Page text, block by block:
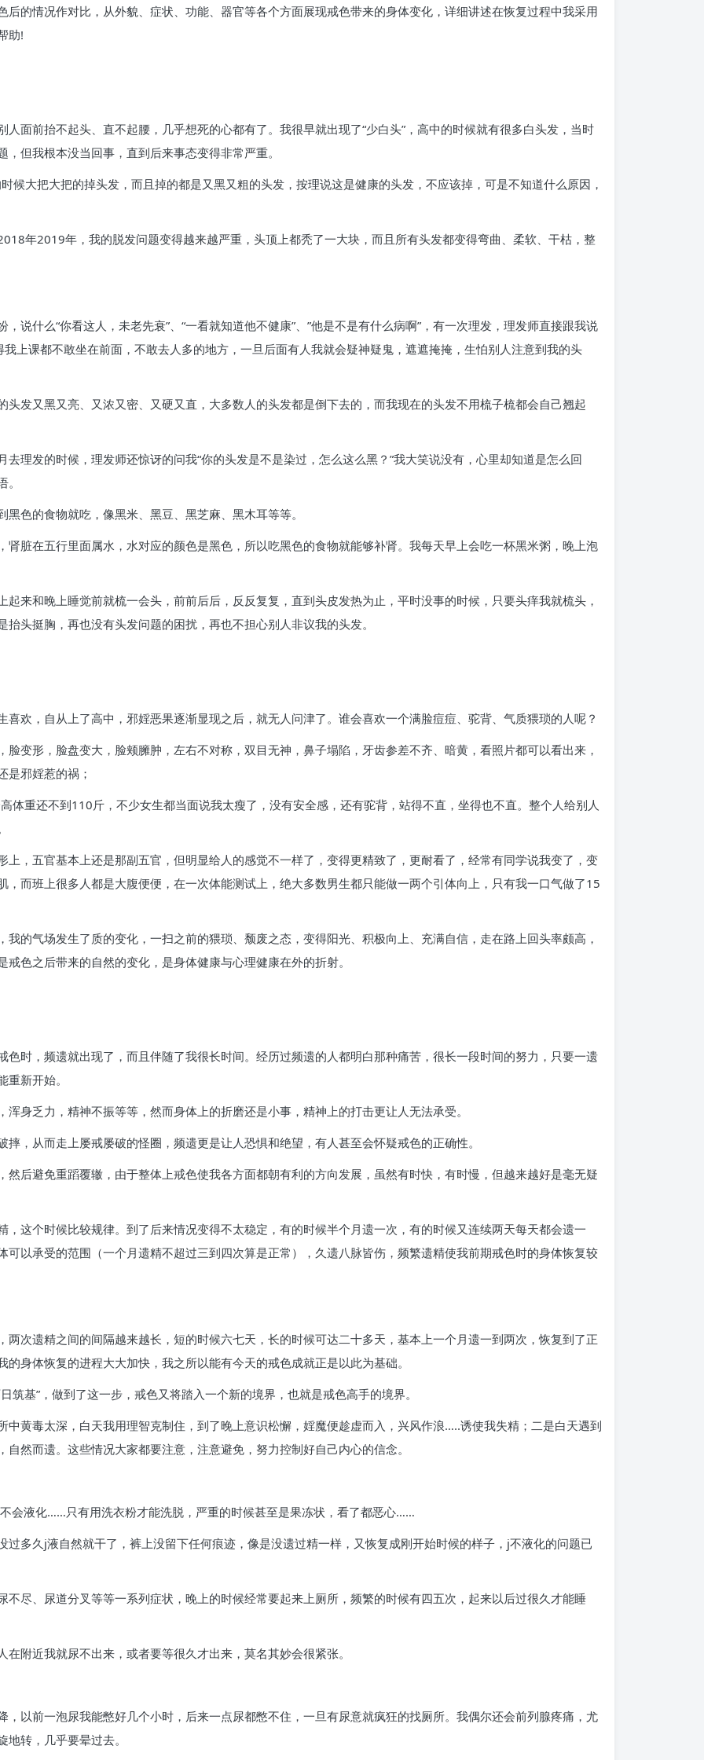
的情况作对比，从外貌、症状、功能、器官等各个方面展现戒色带来的身体变化，详细讲述在恢复过程中我采用
助!
面前抬不起头、直不起腰，几乎想死的心都有了。我很早就出现了“少白头”，高中的时候就有很多白头发，当时
但我根本没当回事，直到后来事态变得非常严重。
候大把大把的掉头发，而且掉的都是又黑又粗的头发，按理说这是健康的头发，不应该掉，可是不知道什么原因，
年2019年，我的脱发问题变得越来越严重，头顶上都秃了一大块，而且所有头发都变得弯曲、柔软、干枯，整
说什么“你看这人，未老先衰”、“一看就知道他不健康”、”他是不是有什么病啊”，有一次理发，理发师直接跟我说
上课都不敢坐在前面，不敢去人多的地方，一旦后面有人我就会疑神疑鬼，遮遮掩掩，生怕别人注意到我的头
发又黑又亮、又浓又密、又硬又直，大多数人的头发都是倒下去的，而我现在的头发不用梳子梳都会自己翘起
理发的时候，理发师还惊讶的问我“你的头发是不是染过，怎么这么黑？”我大笑说没有，心里却知道是怎么回
色的食物就吃，像黑米、黑豆、黑芝麻、黑木耳等等。
脏在五行里面属水，水对应的颜色是黑色，所以吃黑色的食物就能够补肾。我每天早上会吃一杯黑米粥，晚上泡
来和晚上睡觉前就梳一会头，前前后后，反反复复，直到头皮发热为止，平时没事的时候，只要头痒我就梳头，
头挺胸，再也没有头发问题的困扰，再也不担心别人非议我的头发。
欢，自从上了高中，邪婬恶果逐渐显现之后，就无人问津了。谁会喜欢一个满脸痘痘、驼背、气质猥琐的人呢？
变形，脸盘变大，脸颊臃肿，左右不对称，双目无神，鼻子塌陷，牙齿参差不齐、暗黄，看照片都可以看出来，
是邪婬惹的祸；
体重还不到110斤，不少女生都当面说我太瘦了，没有安全感，还有驼背，站得不直，坐得也不直。整个人给别人
，五官基本上还是那副五官，但明显给人的感觉不一样了，变得更精致了，更耐看了，经常有同学说我变了，变
而班上很多人都是大腹便便，在一次体能测试上，绝大多数男生都只能做一两个引体向上，只有我一口气做了15
的气场发生了质的变化，一扫之前的猥琐、颓废之态，变得阳光、积极向上、充满自信，走在路上回头率颇高，
色之后带来的自然的变化，是身体健康与心理健康在外的折射。
时，频遗就出现了，而且伴随了我很长时间。经历过频遗的人都明白那种痛苦，很长一段时间的努力，只要一遗
新开始。
身乏力，精神不振等等，然而身体上的折磨还是小事，精神上的打击更让人无法承受。
，从而走上屡戒屡破的怪圈，频遗更是让人恐惧和绝望，有人甚至会怀疑戒色的正确性。
后避免重蹈覆辙，由于整体上戒色使我各方面都朝有利的方向发展，虽然有时快，有时慢，但越来越好是毫无疑
这个时候比较规律。到了后来情况变得不太稳定，有的时候半个月遗一次，有的时候又连续两天每天都会遗一
以承受的范围（一个月遗精不超过三到四次算是正常），久遗八脉皆伤，频繁遗精使我前期戒色时的身体恢复较
次遗精之间的间隔越来越长，短的时候六七天，长的时候可达二十多天，基本上一个月遗一到两次，恢复到了正
身体恢复的进程大大加快，我之所以能有今天的戒色成就正是以此为基础。
筑基”，做到了这一步，戒色又将踏入一个新的境界，也就是戒色高手的境界。
中黄毒太深，白天我用理智克制住，到了晚上意识松懈，婬魔便趁虚而入，兴风作浪…..诱使我失精；二是白天遇到
然而遗。这些情况大家都要注意，注意避免，努力控制好自己内心的信念。
会液化……只有用洗衣粉才能洗脱，严重的时候甚至是果冻状，看了都恶心……
多久j液自然就干了，裤上没留下任何痕迹，像是没遗过精一样，又恢复成刚开始时候的样子，j不液化的问题已
尽、尿道分叉等等一系列症状，晚上的时候经常要起来上厕所，频繁的时候有四五次，起来以后过很久才能睡
附近我就尿不出来，或者要等很久才出来，莫名其妙会很紧张。
以前一泡尿我能憋好几个小时，后来一点尿都憋不住，一旦有尿意就疯狂的找厕所。我偶尔还会前列腺疼痛，尤
转，几乎要晕过去。